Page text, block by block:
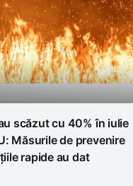
scăzut cu 40% în iulie
Măsurile de prevenire
rapide au dat